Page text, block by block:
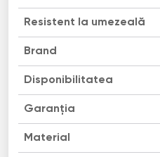
Resistent la umezeală
Brand
Disponibilitatea
Garanția
Material